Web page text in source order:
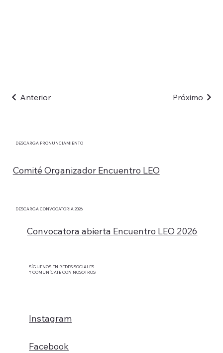
Anterior Próximo
DESCARGA PRONUNCIAMIENTO
Comité Organizador Encuentro LEO
DESCARGA CONVOCATORIA 2026
Convocatora abierta Encuentro LEO 2026
SÍGUENOS EN REDES SOCIALES
Y COMUNÍCATE CON NOSOTROS
Instagram
Facebook